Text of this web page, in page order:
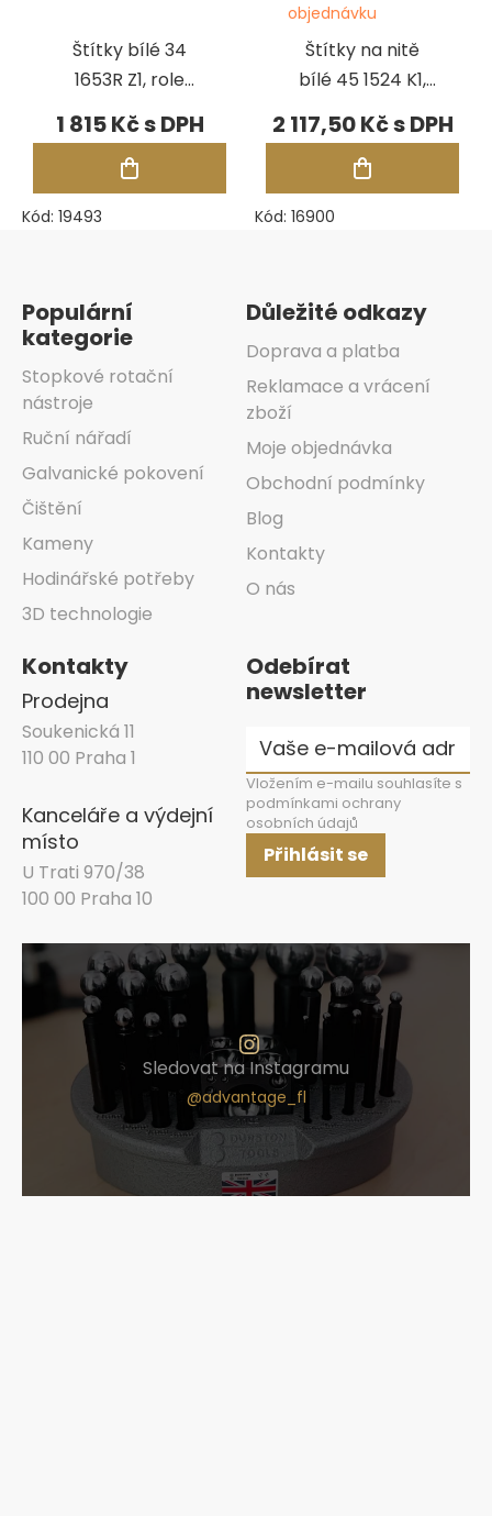
Štítky bílé 34
1653R Z1, role
1000 ks
1 815 Kč
Kód: 19493
Štítky na nitě
bílé 45 1524 K1,
role 1250 ks
objednávku
2 117,50 Kč
Kód: 16900
Populární
kategorie
Stopkové rotační
nástroje
Ruční nářadí
Galvanické pokovení
Čištění
Kameny
Hodinářské potřeby
3D technologie
Důležité odkazy
Doprava a platba
Reklamace a vrácení
zboží
Moje objednávka
Obchodní podmínky
Blog
Kontakty
O nás
Kontakty
Prodejna
Soukenická 11
110 00 Praha 1
Kanceláře a výdejní
místo
U Trati 970/38
100 00 Praha 10
Odebírat
newsletter
Vložením e-mailu souhlasíte s
podmínkami ochrany
osobních údajů
Přihlásit se
Sledovat na Instagramu